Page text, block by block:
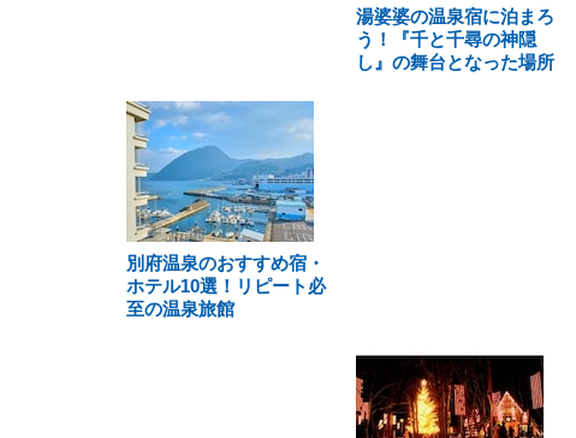
湯婆婆の温泉宿に泊まろ
う！『千と千尋の神隠
し』の舞台となった場所
別府温泉のおすすめ宿・
ホテル10選！リピート必
至の温泉旅館